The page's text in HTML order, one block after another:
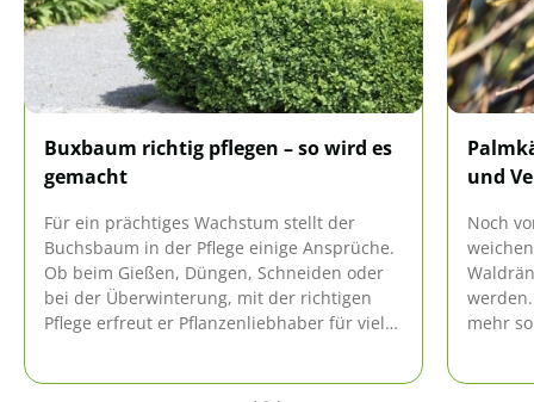
Buxbaum richtig pflegen – so wird es
gemacht
Für ein prächtiges Wachstum stellt der
Buchsbaum in der Pflege einige Ansprüche.
Ob beim Gießen, Düngen, Schneiden oder
bei der Überwinterung, mit der richtigen
Pflege erfreut er Pflanzenliebhaber für viele
und
Noch
mehr